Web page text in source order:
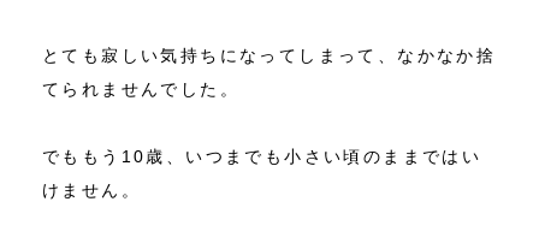
とても寂しい気持ちになってしまって、なかなか捨
てられませんでした。
でももう10歳、いつまでも小さい頃のままではい
けません。